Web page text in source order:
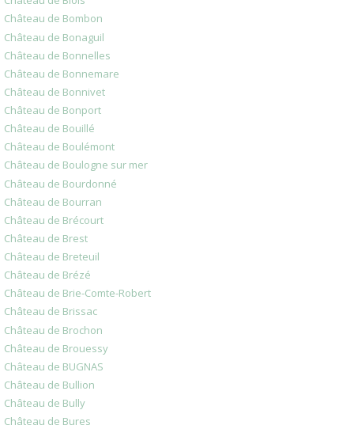
Château de Bombon
Château de Bonaguil
Château de Bonnelles
Château de Bonnemare
Château de Bonnivet
Château de Bonport
Château de Bouillé
Château de Boulémont
Château de Boulogne sur mer
Château de Bourdonné
Château de Bourran
Château de Brécourt
Château de Brest
Château de Breteuil
Château de Brézé
Château de Brie-Comte-Robert
Château de Brissac
Château de Brochon
Château de Brouessy
Château de BUGNAS
Château de Bullion
Château de Bully
Château de Bures